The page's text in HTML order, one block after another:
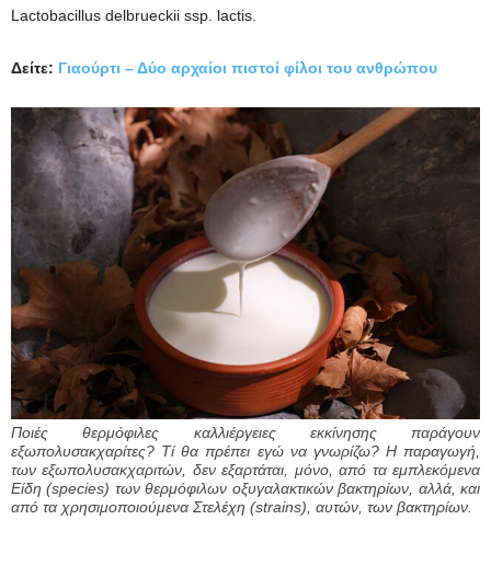
Lactobacillus delbrueckii ssp. lactis.
Δείτε: Γιαούρτι – Δύο αρχαίοι πιστοί φίλοι του ανθρώπου
Ποιές θερμόφιλες καλλιέργειες εκκίνησης παράγουν
εξωπολυσακχαρίτες? Τί θα πρέπει εγώ να γνωρίζω? Η παραγωγή,
των εξωπολυσακχαριτών, δεν εξαρτάται, μόνο, από τα εμπλεκόμενα
Eίδη (species) των θερμόφιλων οξυγαλακτικών βακτηρίων, αλλά, και
από τα χρησιμοποιούμενα Στελέχη (strains), αυτών, των βακτηρίων.